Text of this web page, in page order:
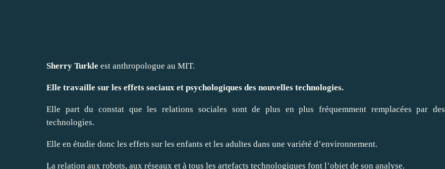
Sherry Turkle est anthropologue au MIT.
Elle travaille sur les effets sociaux et psychologiques des nouvelles technologies.
Elle part du constat que les relations sociales sont de plus en plus fréquemment remplacées par des
technologies.
Elle en étudie donc les effets sur les enfants et les adultes dans une variété d’environnement.
La relation aux robots, aux réseaux et à tous les artefacts technologiques font l’objet de son analyse.